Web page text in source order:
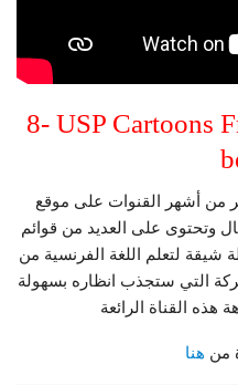
8- USP Cartoons
من أشهر القنوات على موقع
وتحتوى على العديد من قوائم
شيقة لتعلم اللغة الفرنسية من
التي ستجذب انظاره بسهولة
من هنا